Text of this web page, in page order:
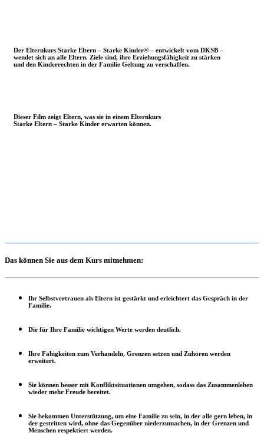
Der Elternkurs Starke Eltern – Starke Kinder® – entwickelt vom DKSB –
wendet sich an alle Eltern. Ziele sind, ihre Erziehungsfähigkeit zu stärken
und den Kinderrechten in der Familie Geltung zu verschaffen.
Dieser Film zeigt Eltern, was sie in einem Elternkurs
Starke Eltern – Starke Kinder erwarten können.
Das können Sie aus dem Kurs mitnehmen:
Ihr Selbstvertrauen als Eltern ist gestärkt und erleichtert das Gespräch in der
Familie.
Die für Ihre Familie wichtigen Werte werden deutlich.
Ihre Fähigkeiten zum Verhandeln, Grenzen setzen und Zuhören werden
erweitert.
Sie können besser mit Konfliktsituationen umgehen, sodass das Zusammenleben
wieder mehr Freude bereitet.
Sie bekommen Unterstützung, um eine Familie zu sein, in der alle gern leben, in
der gestritten wird, ohne das Gegenüber niederzumachen, in der Grenzen und
Menschen respektiert werden.